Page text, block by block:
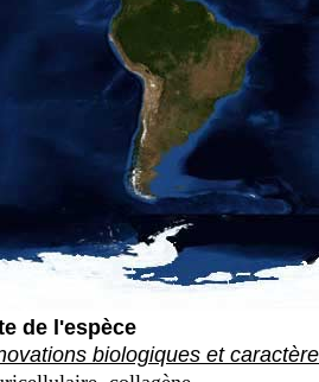
de l'espèce
biologiques et